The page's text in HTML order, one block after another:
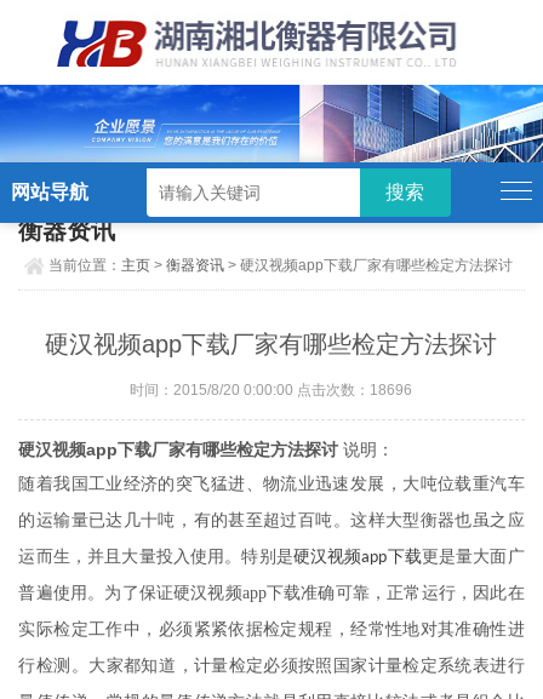
硬汉视频,硬汉视频app下载,硬汉视频ios
下载苹果版,硬汉视频app安卓破解版
网站导航
衡器资讯
当前位置： 主页 >衡器资讯 > 硬汉视频app下载厂家有哪些检定方法探讨
硬汉视频app下载厂家有哪些检定方法探讨
时间：2015/8/20 0:00:00 点击次数：18696
硬汉视频app下载厂家有哪些检定方法探讨 说明：
随着我国工业经济的突飞猛进、物流业迅速发展，大吨位载重汽车
的运输量已达几十吨，有的甚至超过百吨。这样大型衡器也虽之应
运而生，并且大量投入使用。特别是硬汉视频app下载更是量大面广
普遍使用。为了保证硬汉视频app下载准确可靠，正常运行，因此在
实际检定工作中，必须紧紧依据检定规程，经常性地对其准确性进
行检测。大家都知道，计量检定必须按照国家计量检定系统表进行